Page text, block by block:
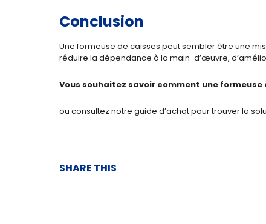
Conclusion
Une formeuse de caisses peut sembler être une
réduire la dépendance à la main-d’œuvre,
Vous souhaitez savoir comment une
ou consultez notre guide d’achat pour trouver la
SHARE THIS